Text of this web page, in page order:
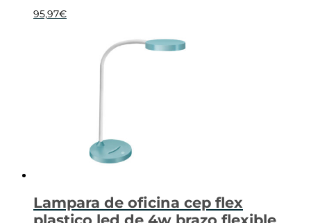
95,97€
Lampara de oficina cep flex